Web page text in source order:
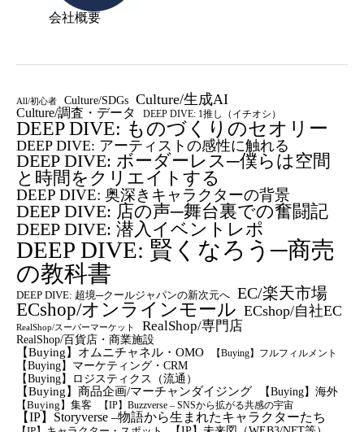
会社概要
All/初心者 Culture/SDGs Culture/生成AI
Culture/調査・データ DEEP DIVE: 1推し（イチオシ）
DEEP DIVE: ものづくりのセオリー
DEEP DIVE: アーティストの感性に触れる
DEEP DIVE: ボーダーレス─僕らは空間
と時間をクリエイトする
DEEP DIVE: 奥深きキャラクターの背景
DEEP DIVE: 店の声─舞台裏での奮闘記
DEEP DIVE: 潜入イベントレポ
DEEP DIVE: 賢くなろう─商売
の教科書
DEEP DIVE: 超境─クールジャパンの新次元へ EC/楽天市場
ECshop/オンラインモール ECshop/自社EC
RealShop/スーパーマーケット RealShop/専門店
RealShop/百貨店・商業施設
【Buying】オムニチャネル・OMO
【Buying】フルフィルメント
【Buying】マーケティング・CRM
【buying】ロジスティクス（流通）
【Buying】商品企画/マーチャンダイジング 【Buying】海外
【Buying】集客 【IP】Buzzverse – SNSから拡がる共感の宇宙
【IP】Storyverse –物語から生まれたキャラクターたち